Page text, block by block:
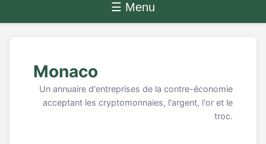
☰ Menu
Monaco
Un annuaire d'entreprises de la contre-économie
acceptant les cryptomonnaies, l'argent, l'or et le
troc.